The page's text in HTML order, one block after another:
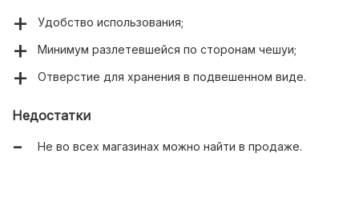
Удобство использования;
Минимум разлетевшейся по сторонам чешуи;
Отверстие для хранения в подвешенном виде.
Недостатки
Не во всех магазинах можно найти в продаже.